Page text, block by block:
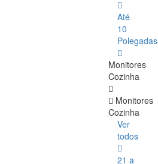
Até
10
Polegadas
Monitores
Cozinha
Monitores
Cozinha
Ver
todos
21 a